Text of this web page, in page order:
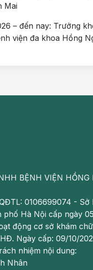
Mai
– đến nay: Trưởng
viện đa khoa Hồng
BỆNH VIỆN HỒNG
0106699074 - Sở
phố Hà Nội cấp ngày
động cơ sở khám
Ngày cấp: 09/10/
nhiệm nội dung:
Nhân